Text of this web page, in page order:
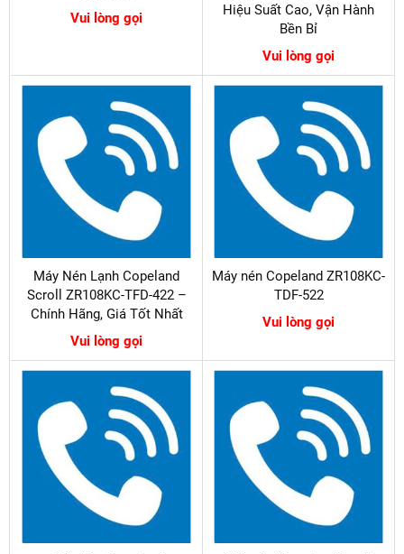
Vui lòng gọi
Hiệu Suất Cao, Vận Hành
Bền Bỉ
Vui lòng gọi
Máy Nén Lạnh Copeland
Scroll ZR108KC-TFD-422 –
Chính Hãng, Giá Tốt Nhất
Vui lòng gọi
Máy nén Copeland ZR108KC-
TDF-522
Vui lòng gọi